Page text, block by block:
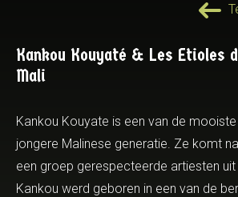
Kankou Kouyaté & Les Etioles
Mali
Kankou Kouyate is een van de
jongere Malinese generatie. Ze komt
een groep gerespecteerde artiesten uit
Kankou werd geboren in een van de